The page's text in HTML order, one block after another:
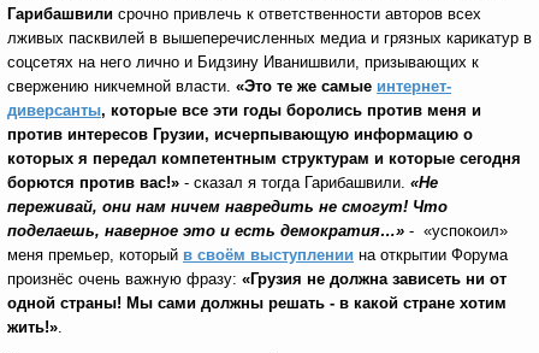
Гарибашвили срочно привлечь к ответственности авторов всех
лживых пасквилей в вышеперечисленных медиа и грязных карикатур в
соцсетях на него лично и Бидзину Иванишвили, призывающих к
свержению никчемной власти. «Это те же самые интернет-
диверсанты, которые все эти годы боролись против меня и
против интересов Грузии, исчерпывающую информацию о
которых я передал компетентным структурам и которые сегодня
борются против вас!» - сказал я тогда Гарибашвили. «Не
переживай, они нам ничем навредить не смогут! Что
поделаешь, наверное это и есть демократия…» - «успокоил»
меня премьер, который в своём выступлении на открытии Форума
произнёс очень важную фразу: «Грузия не должна зависеть ни от
одной страны! Мы сами должны решать - в какой стране хотим
жить!».